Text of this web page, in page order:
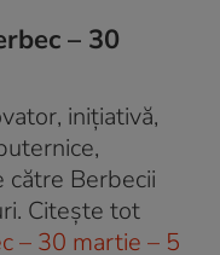
– 30
inițiativă,
către Berbecii
Citește tot
– 30 martie – 5